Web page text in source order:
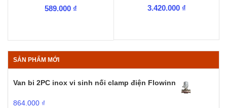
589.000 ₫ 3.420.000 ₫
SẢN PHẨM MỚI
Van bi 2PC inox vi sinh nối clamp điện Flowinn
864.000 ₫